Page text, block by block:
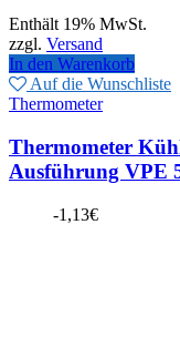
war:
22,50€
ist:
Enthält 19% MwSt.
zzgl. Versand
In den Warenkorb
Auf die Wunschliste
Thermometer
Thermometer
Ausführung VPE
-1,13€